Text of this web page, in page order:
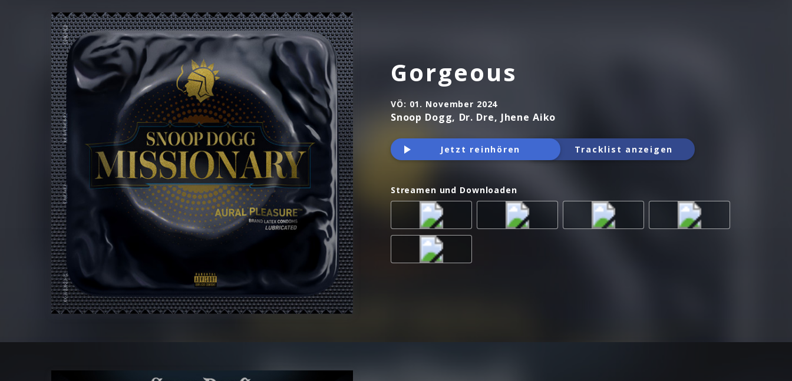
Gorgeous
VÖ: 01. November 2024
Snoop Dogg, Dr. Dre, Jhene Aiko
Jetzt reinhören Tracklist anzeigen
Streamen und Downloaden